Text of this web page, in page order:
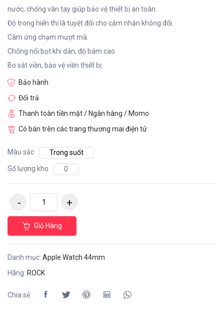
nước, chống vân tay giúp bảo vệ thiết bị an toàn.
Độ trong hiển thị là tuyệt đối cho cảm nhận không đổi.
Càm ứng chạm mượt mà.
Chống nổi bọt khi dán, độ bám cao
Bo sát viền, bảo vệ viền thiết bị.
Bảo hành
Đổi trả
Thanh toàn tiền mặt / Ngân hàng / Momo
Có bán trên các trang thương mai điện tử
Màu sắc
Trong suốt
Số lượng kho
0
Giỏ Hàng
Danh mục: Apple Watch 44mm
Hãng: ROCK
Chia sẻ: